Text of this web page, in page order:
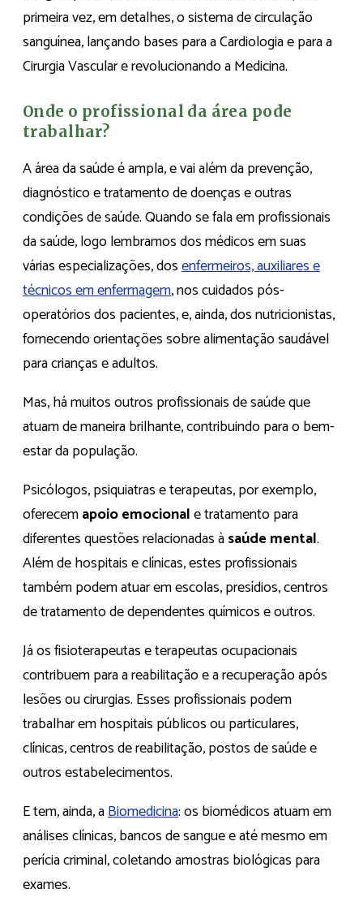
primeira vez, em detalhes, o sistema de circulação
sanguínea, lançando bases para a Cardiologia e para a
Cirurgia Vascular e revolucionando a Medicina.
Onde o profissional da área pode
trabalhar?
A área da saúde é ampla, e vai além da prevenção,
diagnóstico e tratamento de doenças e outras
condições de saúde. Quando se fala em profissionais
da saúde, logo lembramos dos médicos em suas
várias especializações, dosenfermeiros, auxiliares e
técnicos em enfermagem, nos cuidados pós-
operatórios dos pacientes, e, ainda, dos nutricionistas,
fornecendo orientações sobre alimentação saudável
para crianças e adultos.
Mas, há muitos outros profissionais de saúde que
atuam de maneira brilhante, contribuindo para o bem-
estar da população.
Psicólogos, psiquiatras e terapeutas, por exemplo,
oferecemapoio emocionale tratamento para
diferentes questões relacionadas àsaúde mental.
Além de hospitais e clínicas, estes profissionais
também podem atuar em escolas, presídios, centros
de tratamento de dependentes químicos e outros.
Já os fisioterapeutas e terapeutas ocupacionais
contribuem para a reabilitação e a recuperação após
lesões ou cirurgias. Esses profissionais podem
trabalhar em hospitais públicos ou particulares,
clínicas, centros de reabilitação, postos de saúde e
outros estabelecimentos.
E tem, ainda, aBiomedicina: os biomédicos atuam em
análises clínicas, bancos de sangue e até mesmo em
perícia criminal, coletando amostras biológicas para
exames.